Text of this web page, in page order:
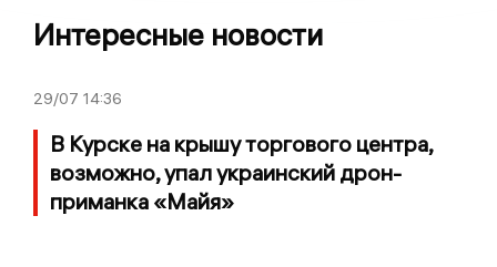
Интересные новости
29/07 14:36
В Курске на крышу торгового центра,
возможно, упал украинский дрон-
приманка «Майя»